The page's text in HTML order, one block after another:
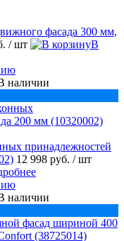
фасада 300 мм,
/ шт
В
наличии
принадлежностей
12 998 руб. / шт
наличии